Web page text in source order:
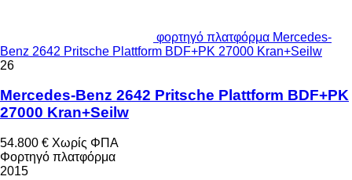
φορτηγό πλατφόρμα Mercedes-
Benz 2642 Pritsche Plattform BDF+PK 27000 Kran+Seilw
26
Mercedes-Benz 2642 Pritsche Plattform BDF+PK
27000 Kran+Seilw
54.800 € Χωρίς ΦΠΑ
Φορτηγό πλατφόρμα
2015